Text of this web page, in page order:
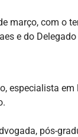
março, com o
e do
especialista
pós-